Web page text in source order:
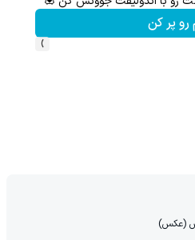
رو پر کن
›
(عکس)